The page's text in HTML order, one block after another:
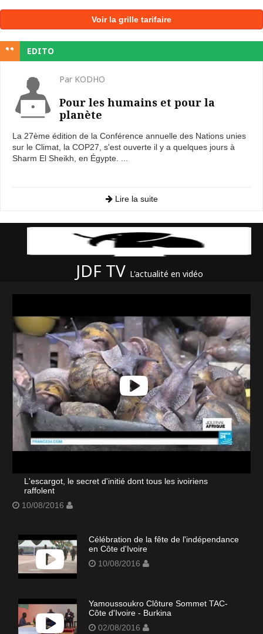
Voir la grille tarifaire
EDITO
Par KODHO
Pour les humains et pour la
planète
La 27ème édition de la Conférence annuelle des Nations unies
sur le Climat, la COP27, s'est ouverte il y a quelques jours à
Sharm El Sheikh, en Égypte. ...
Lire la suite
JDF TV L'actualité en vidéo
L'escargot, le secret d'initié dont tous les ivoiriens
raffolent
10/08/2016
Célébration de la fête de l'indépendance
en Côte d'Ivoire
10/08/2016
Yamoussoukro Clôture Sommet TAC-
Côte d'Ivoire - Burkina
02/08/2016